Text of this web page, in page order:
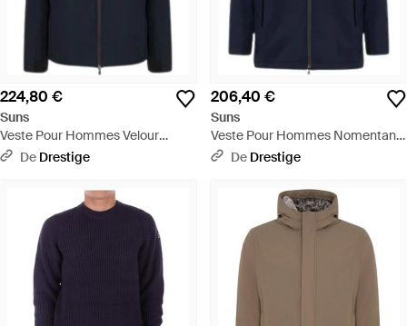
224,80 €
Suns
Veste Pour Hommes Velour
D'Automne Bleu Fonce - Bleu
De Drestige
206,40 €
Suns
Veste Pour Hommes Nomentano
Micro Bleu Fonce - Bleu
De Drestige